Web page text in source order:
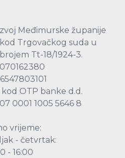
Međimurske županije
Trgovačkog suda u
Tt-18/1924-3.
OTP banke d.d.
0001 1005 5646 8
vrijeme:
- četvrtak:
- 16:00